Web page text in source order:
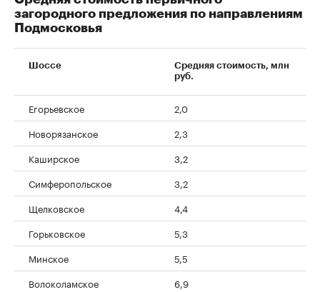
загородного предложения по направлениям
Подмосковья
Шоссе
Средняя стоимость, млн
руб.
Егорьевское
2,0
Новорязанское
2,3
Каширское
3,2
Симферопольское
3,2
Щелковское
4,4
Горьковское
5,3
Минское
5,5
Волоколамское
6,9